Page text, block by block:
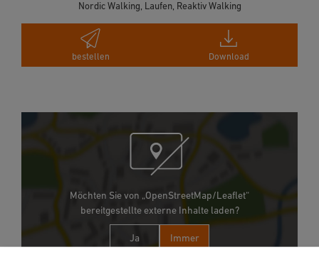
Nordic Walking, Laufen, Reaktiv Walking
bestellen Download
Möchten Sie von „OpenStreetMap/Leaflet“
bereitgestellte externe Inhalte laden?
Ja Immer